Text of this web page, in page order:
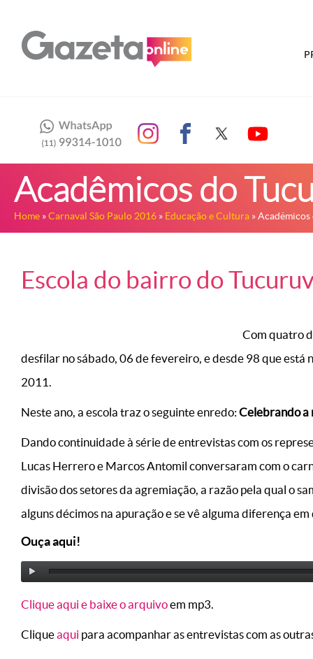
Acadêmicos do
Home »Carnaval São Paulo 2016 » Educação e Cultura »
Escola do bairro do
Com quatro
desfilar no sábado, 06 de fevereiro, e desde 98 que está
2011.
Neste ano, a escola traz o seguinte enredo: Celebrando a
Dando continuidade à série de entrevistas com os
Lucas Herrero e Marcos Antomil conversaram com o
divisão dos setores da agremiação, a razão pela qual o
alguns décimos na apuração e se vê alguma diferença
Ouça aqui!
Clique aqui e baixe o arquivoem mp3.
Cliqueaqui para acompanhar as entrevistas com as